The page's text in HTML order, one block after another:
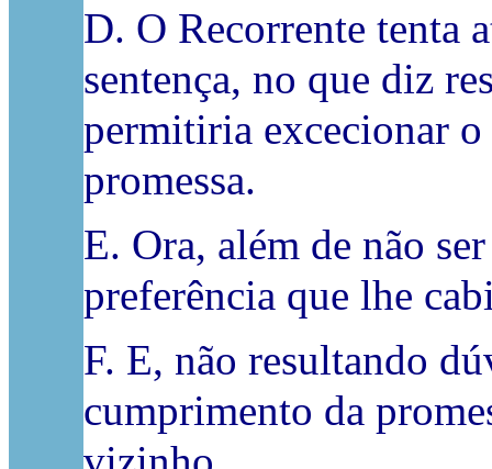
D. O Recorrente tenta
sentença, no que diz
permitiria excecionar o
promessa.
E. Ora, além de não
preferência que lhe
F. E, não resultando
cumprimento da